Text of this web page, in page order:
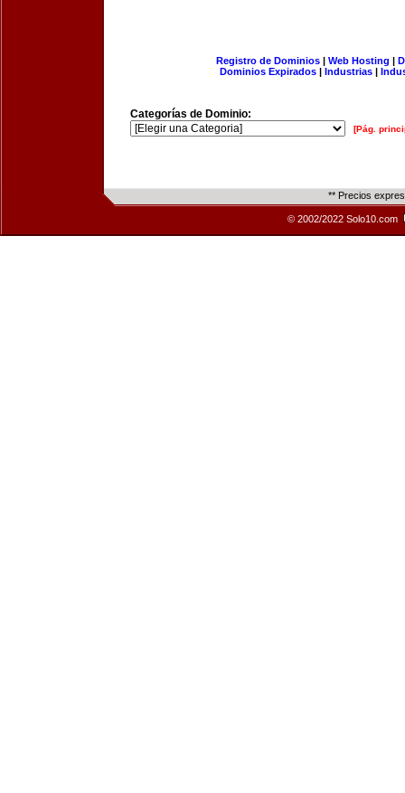
Registro de Dominios| Web Hosting |
Dominios Expirados | Industrias |
Categorías de Dominio:
[Pág.
** Precios
© 2002/2022 Solo10.com